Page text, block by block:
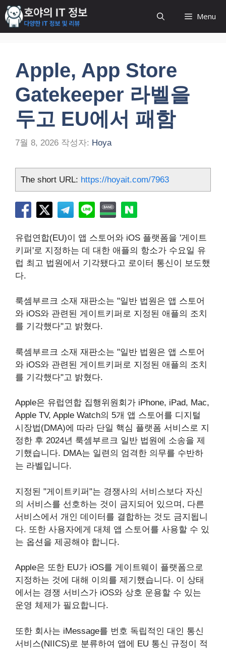
컨
텐
츠
Menu
Apple, App Store
Gatekeeper 라벨을
두고 EU에서 패함
7월 8, 2026 작성자: Hoya
The short URL: https://hoyait.com/7963
유럽연합(EU)이 앱 스토어와 iOS 플랫폼을 '게이트
키퍼'로 지정하는 데 대한 애플의 항소가 수요일 유
럽 최고 법원에서 기각됐다고 로이터 통신이 보도했
다.
룩셈부르크 소재 재판소는 "일반 법원은 앱 스토어
와 iOS와 관련된 게이트키퍼로 지정된 애플의 조치
를 기각했다"고 밝혔다.
룩셈부르크 소재 재판소는 "일반 법원은 앱 스토어
와 iOS와 관련된 게이트키퍼로 지정된 애플의 조치
를 기각했다"고 밝혔다.
Apple은 유럽연합 집행위원회가 iPhone, iPad, Mac,
Apple TV, Apple Watch의 5개 앱 스토어를 디지털
시장법(DMA)에 따라 단일 핵심 플랫폼 서비스로 지
정한 후 2024년 룩셈부르크 일반 법원에 소송을 제
기했습니다. DMA는 일련의 엄격한 의무를 수반하
는 라벨입니다.
지정된 "게이트키퍼"는 경쟁사의 서비스보다 자신
의 서비스를 선호하는 것이 금지되어 있으며, 다른
서비스에서 개인 데이터를 결합하는 것도 금지됩니
다. 또한 사용자에게 대체 앱 스토어를 사용할 수 있
는 옵션을 제공해야 합니다.
Apple은 또한 EU가 iOS를 게이트웨이 플랫폼으로
지정하는 것에 대해 이의를 제기했습니다. 이 상태
에서는 경쟁 서비스가 iOS와 상호 운용할 수 있는
운영 체제가 필요합니다.
또한 회사는 iMessage를 번호 독립적인 대인 통신
서비스(NIICS)로 분류하여 앱에 EU 통신 규정이 적